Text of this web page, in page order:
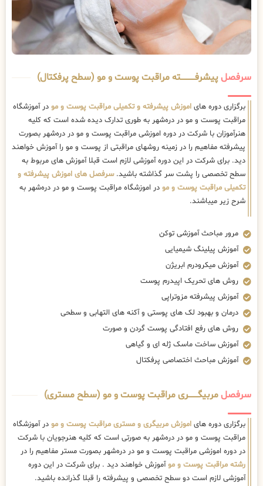
سرفصلپیشرفــــــــــــته مراقبت پوست و مو (سطح پرفکتال)
برگزاری دوره های اموزش پیشرفته و تکمیلی مراقبت پوست و مو در آموزشگاه
مراقبت پوست و مو در دره‌شهر به طوری تدارک دیده شده است که کلیه
هنرآموزان با شرکت در دوره اموزشی مراقبت پوست و مو در دره‌شهر بصورت
پیشرفته مفاهیم را در زمینه روشهای مراقبتی از پوست و مو را آموزش خواهند
دید. برای شرکت در این دوره آموزشی لازم است قبلا آموزش های مربوط به
سطح تخصصی را پشت سر گذاشته باشید.سرفصل های اموزش پیشرفته و
تکمیلی مراقبت پوست و مو در اموزشگاه مراقبت پوست و مو در دره‌شهر به
شرح زیر میباشند.
مرور مباحث آموزشی توکن
آموزش پیلینگ شیمیایی
آموزش میکرودرم ابریژن
روش های تحریک اپیدرم پوست
آموزش پیشرفته مزوتراپی
درمان و بهبود لک های پوستی و آکنه های التهابی و سطحی
روش های رفع افتادگی پوست گردن و صورت
آموزش ساخت ماسک ژله ای و گیاهی
آموزش مباحث اختصاصی پرفکتال
سرفصلمربیگــــــــری مراقبت پوست و مو (سطح مستری)
برگزاری دوره های اموزش مربیگری و مستری مراقبت پوست و مو در آموزشگاه
مراقبت پوست و مو در دره‌شهر به صورتی است که کلیه هنرجویان با شرکت
در دوره اموزشی مراقبت پوست و مو در دره‌شهر بصورت مستر مفاهیم را در
رشته مراقبت پوست و موآموزش خواهند دید . برای شرکت در این دوره
آموزشی لازم است دو سطح تخصصی و پیشرفته را قبلا گذرانده باشید.